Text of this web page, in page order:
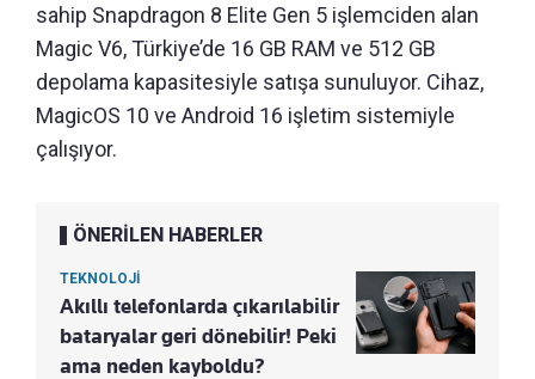
sahip Snapdragon 8 Elite Gen 5 işlemciden alan
Magic V6, Türkiye’de 16 GB RAM ve 512 GB
depolama kapasitesiyle satışa sunuluyor. Cihaz,
MagicOS 10 ve Android 16 işletim sistemiyle
çalışıyor.
ÖNERİLEN HABERLER
TEKNOLOJİ
Akıllı telefonlarda çıkarılabilir
bataryalar geri dönebilir! Peki
ama neden kayboldu?